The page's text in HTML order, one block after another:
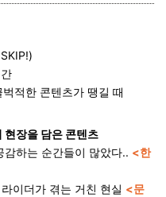
적한 콘텐츠가 땡길 때
현장을 담은 콘텐츠
하는 순간들이 많았다.. <한
이더가 겪는 거친 현실 <문